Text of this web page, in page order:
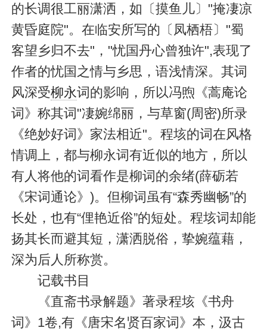
的长调很工丽潇洒，如〔摸鱼儿〕"掩凄凉
黄昏庭院"。在临安所写的〔凤栖梧〕"蜀
客望乡归不去"，"忧国丹心曾独许",表现了
作者的忧国之情与乡思，语浅情深。其词
风深受柳永词的影响，所以冯煦《蒿庵论
词》称其词"凄婉绵丽，与草窗(周密)所录
《绝妙好词》家法相近"。程垓的词在风格
情调上，都与柳永词有近似的地方，所以
有人将他的词看作是柳词的余绪(薛砺若
《宋词通论》)。但柳词虽有“森秀幽畅”的
长处，也有“俚艳近俗”的短处。程垓词却能
扬其长而避其短，潇洒脱俗，挚婉蕴藉，
深为后人所称赏。
记载书目
《直斋书录解题》著录程垓《书舟
词》1卷,有《唐宋名贤百家词》本，汲古